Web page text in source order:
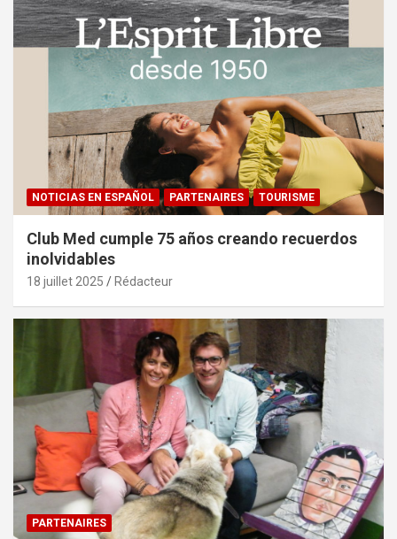
NOTICIAS EN ESPAÑOL PARTENAIRES TOURISME
Club Med cumple 75 años creando recuerdos
inolvidables
18 juillet 2025 Rédacteur
PARTENAIRES